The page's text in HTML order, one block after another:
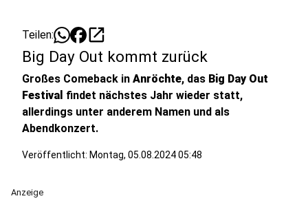
Teilen: open_in_new
Big Day Out kommt zurück
Großes Comeback in Anröchte, das Big Day Out
Festival findet nächstes Jahr wieder statt,
allerdings unter anderem Namen und als
Abendkonzert.
Veröffentlicht: Montag, 05.08.2024 05:48
Anzeige